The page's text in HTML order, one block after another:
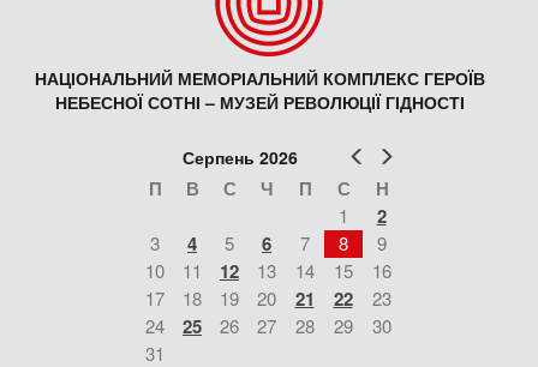
НАЦІОНАЛЬНИЙ МЕМОРІАЛЬНИЙ КОМПЛЕКС ГЕРОЇВ
НЕБЕСНОЇ СОТНІ – МУЗЕЙ РЕВОЛЮЦІЇ ГІДНОСТІ
Попер
Серпень 2026
П В С Ч П С Н
1 2
3 4 5 6 7 8
9
10
11 12 13 14 15
16
17
18 19 20 21 22
23
24
25 26 27 28 29
30
31